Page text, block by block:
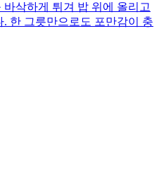
삭하게 튀겨 밥 위에 올리고
한 그릇만으로도 포만감이 충